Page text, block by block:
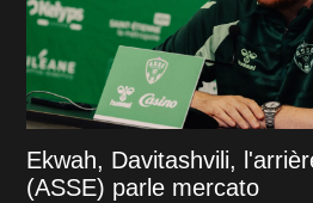
Ekwah, Davitashvili,
(ASSE) parle mercato